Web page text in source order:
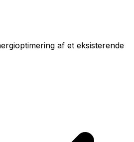
af et eksisterende